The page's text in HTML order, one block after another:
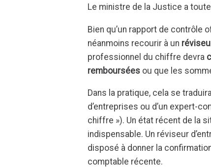
Le ministre de la Justice a
Bien qu’un rapport de contrôle
néanmoins recourir à un
professionnel du chiffre devra
remboursées ou que les
Dans la pratique, cela se
d’entreprises ou d’un expert-
chiffre »). Un état récent de la
indispensable. Un réviseur
disposé à donner la
comptable récente.